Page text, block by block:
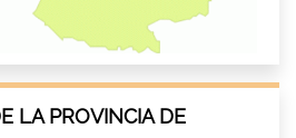
LA PROVINCIA DE